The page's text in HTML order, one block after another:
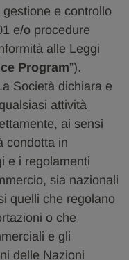
e controllo
e/o procedure
alle Leggi
Program”).
Società dichiara e
attività
ai sensi
condotta in
e i regolamenti
sia nazionali
quelli che regolano
o che
e gli
delle Nazioni